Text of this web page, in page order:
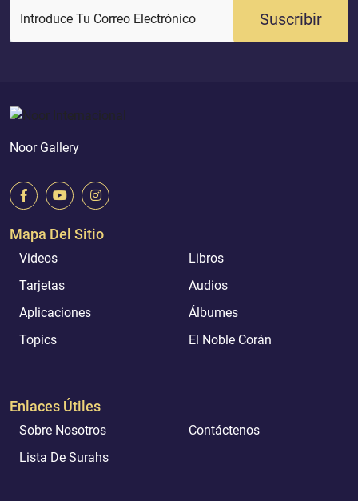
Introduce Tu Correo Electrónico Suscribir
Noor Gallery
Mapa Del Sitio
Videos
Libros
Tarjetas
Audios
Aplicaciones
Álbumes
Topics
El Noble Corán
Enlaces Útiles
Sobre Nosotros
Contáctenos
Lista De Surahs